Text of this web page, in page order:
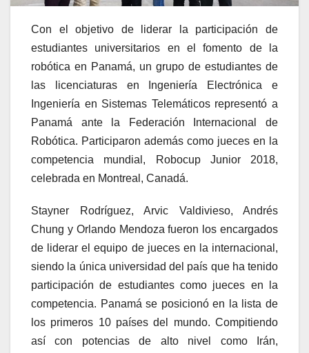
Con el objetivo de liderar la participación de
estudiantes universitarios en el fomento de la
robótica en Panamá, un grupo de estudiantes de
las licenciaturas en Ingeniería Electrónica e
Ingeniería en Sistemas Telemáticos representó a
Panamá ante la Federación Internacional de
Robótica. Participaron además como jueces en la
competencia mundial, Robocup Junior 2018,
celebrada en Montreal, Canadá.
Stayner Rodríguez, Arvic Valdivieso, Andrés
Chung y Orlando Mendoza fueron los encargados
de liderar el equipo de jueces en la internacional,
siendo la única universidad del país que ha tenido
participación de estudiantes como jueces en la
competencia. Panamá se posicionó en la lista de
los primeros 10 países del mundo. Compitiendo
así con potencias de alto nivel como Irán,